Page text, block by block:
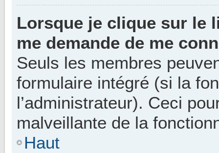
Lorsque je clique sur le
me demande de me
Seuls les membres
formulaire intégré (si la
l’administrateur). Ceci
malveillante de la
Haut